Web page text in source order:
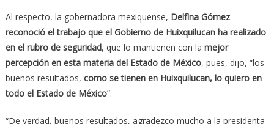
Al respecto, la gobernadora mexiquense, Delfina Gómez
reconoció el trabajo que el Gobierno de Huixquilucan ha realizado
en el rubro de seguridad, que lo mantienen con la mejor
percepción en esta materia del Estado de México, pues, dijo, “los
buenos resultados, como se tienen en Huixquilucan, lo quiero en
todo el Estado de México”.
“De verdad, buenos resultados, agradezco mucho a la presidenta